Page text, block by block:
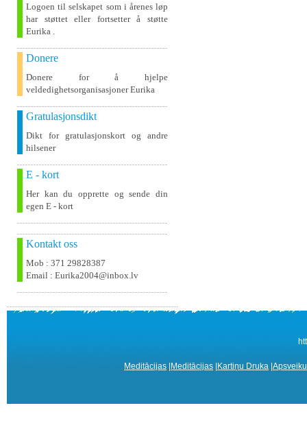
Logoen til selskapet som i årenes løp
har støttet eller fortsetter å støtte
Eurika .
Donere
Donere for å hjelpe
veldedighetsorganisasjoner Eurika
Gratulasjonsdikt
Dikt for gratulasjonskort og andre
hilsener
E - kort
Her kan du opprette og sende din
egen E - kort
Kontakt oss
Mob : 371 29828387
Email : Eurika2004@inbox.lv
Meditācijas Meditācijas Kartiņu Druka